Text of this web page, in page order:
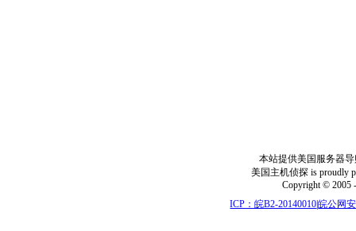
本站提供美国服务器
美国主机侦探 is proudly
Copyright © 2005
ICP：皖B2-20140010|皖公网